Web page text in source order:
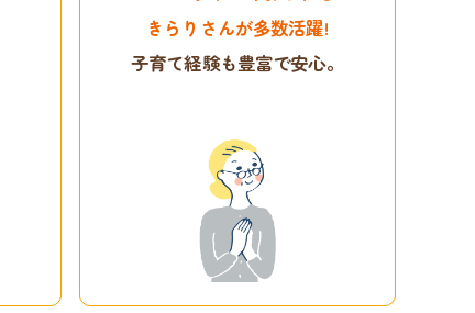
きらりさんが多数活躍!
子育て経験も豊富で安心。